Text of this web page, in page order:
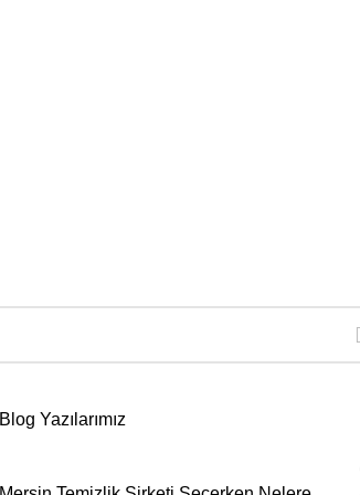
Blog Yazılarımız